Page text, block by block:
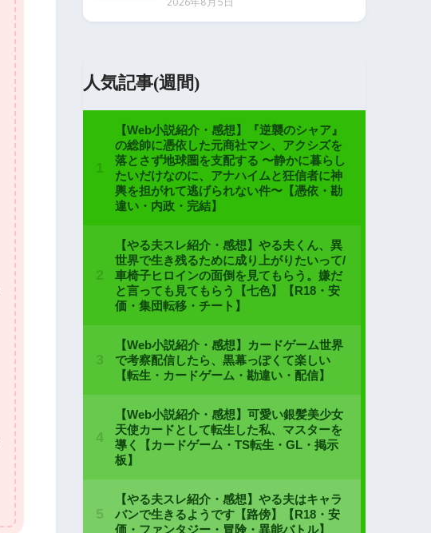
人気記事(週間)